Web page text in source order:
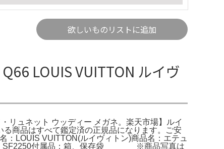
欲しいものリストに追加
LOUIS VUITTON ルイヴ
リュネット ウッディー メガネ。楽天市場】ルイ
商品はすべて鑑定済の正規品になります。ご安
LOUIS VUITTON(ルイヴィトン)商品名：エテュ
ー：SF2250付属品：箱、保存袋 ※商品写真は